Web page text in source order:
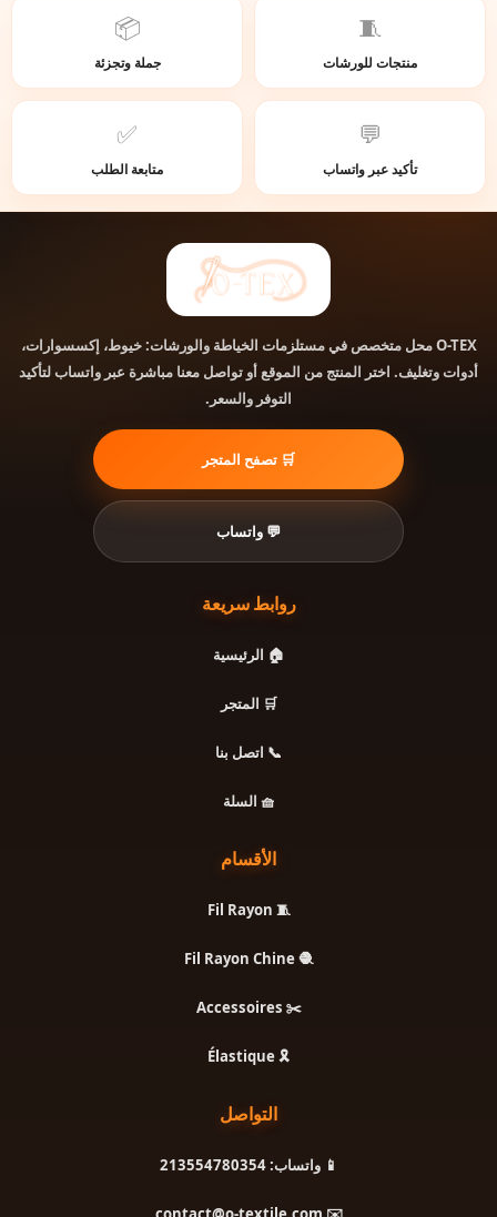
🧵
منتجات للورشات
📦
جملة وتجزئة
💬
تأكيد عبر واتساب
✅
متابعة الطلب
O-TEXمحل متخصص في مستلزمات الخياطة والورشات: خيوط، إكسسوارات،
أدوات وتغليف. اختر المنتج من الموقع أو تواصل معنا مباشرة عبر واتساب لتأكيد
التوفر والسعر.
🛒 تصفح المتجر
💬 واتساب
روابط سريعة
🏠 الرئيسية
🛒 المتجر
📞 اتصل بنا
🧺 السلة
الأقسام
🧵 Fil Rayon
🧶 Fil Rayon Chine
✂️ Accessoires
🎗️ Élastique
التواصل
📱 واتساب: 213554780354